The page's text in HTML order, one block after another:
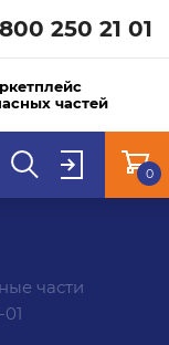
250 21 01
частей
0
части